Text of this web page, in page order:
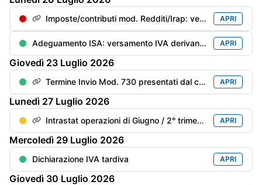
Imposte/contributi mod. Redditi/Irap: versamento del saldo anno precedente e del 1° acconto anno in corso con la magg. dello 0,4% APRI
Adeguamento ISA: versamento IVA derivante dai maggiori ricavi/compensi dichiarati per migliorare il punteggio ISA con maggiorazione dello 0,40% APRI
Giovedì 23 Luglio 2026
Termine Invio Mod. 730 presentati dal contribuente dal 21/06 al 15/07 APRI
Lunedì 27 Luglio 2026
Intrastat operazioni di Giugno / 2° trimestre APRI
Mercoledì 29 Luglio 2026
Dichiarazione IVA tardiva APRI
Giovedì 30 Luglio 2026